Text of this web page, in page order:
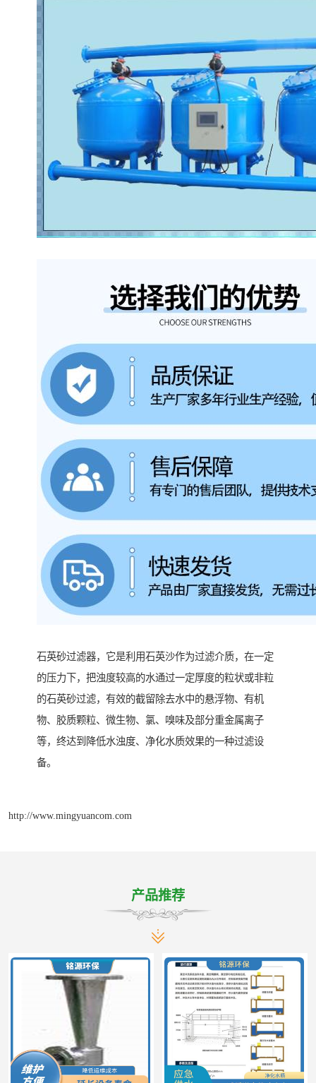
石英砂过滤器，它是利用石英沙作为过滤介质，在一定
的压力下，把浊度较高的水通过一定厚度的粒状或非粒
的石英砂过滤，有效的截留除去水中的悬浮物、有机
物、胶质颗粒、微生物、氯、嗅味及部分重金属离子
等，终达到降低水浊度、净化水质效果的一种过滤设
备。
http://www.mingyuancom.com
产品推荐